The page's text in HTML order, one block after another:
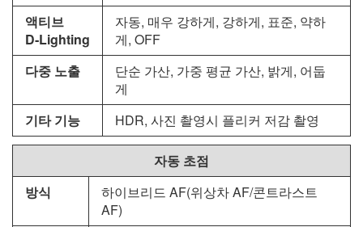
액티브
D‑Lighting
자동, 매우 강하게, 강하게, 표준, 약하
게, OFF
다중 노출
단순 가산, 가중 평균 가산, 밝게, 어둡
게
기타 기능
HDR, 사진 촬영시 플리커 저감 촬영
자동 초점
방식
하이브리드 AF(위상차 AF/콘트라스트
AF)